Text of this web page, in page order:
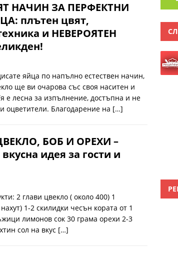
НАЧИН ЗА ПЕРФЕКТНИ
плътен цвят,
и НЕВЕРОЯТЕН
яйца по напълно естествен начин,
ще ви очарова със своя наситен и
е лесна за изпълнение, достъпна и не
оцветители. Благодарение на […]
БОБ И ОРЕХИ –
идея за гости и
2 глави цвекло ( около 400) 1
1-2 скилидки чесън кората от 1
лимонов сок 30 грама орехи 2-3
сол на вкус […]